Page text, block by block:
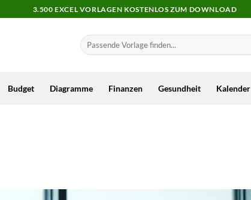
3.500 EXCEL VORLAGEN KOSTENLOS ZUM DOWNLOAD
Budget Diagramme Finanzen Gesundheit Kalender